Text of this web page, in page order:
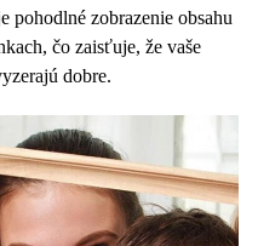
pohodlné zobrazenie obsahu
čo zaisťuje, že vaše
dobre.